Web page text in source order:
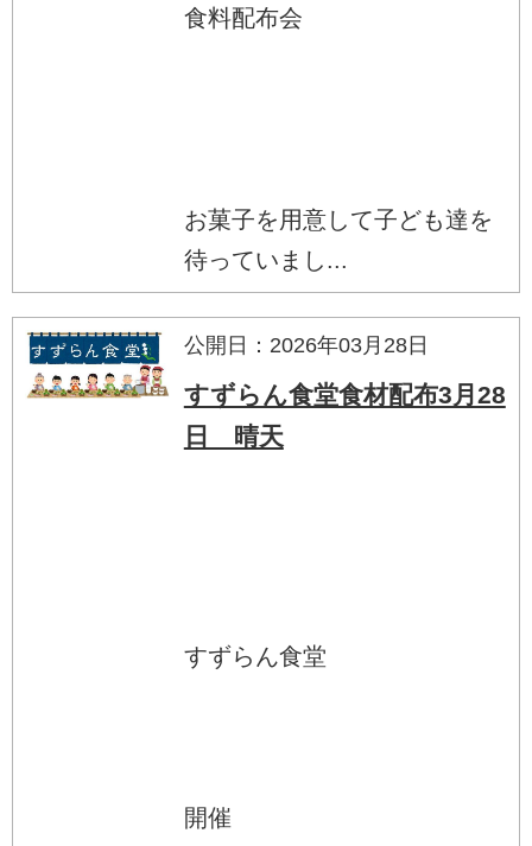
食料配布会
お菓子を用意して子ども達を
待っていまし...
公開日：2026年03月28日
すずらん食堂食材配布3月28
日 晴天
すずらん食堂
開催